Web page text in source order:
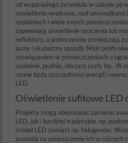
od wspaniałego żyrandola w salonie po
oświetlenie wnękowe, nad umywalkami
sypialniach i wiele innych
zapewniają oświetlenie otoczenia lub
reflektory, a jednocześnie zmniejszają
jasny i skuteczny sposób. Niski profil
rozwiązaniem w pomieszczeniach o
sypialnie, pralnie, obszary szafy itp.. W
cenne będą oszczędności energii i
LED.
Oświetlenie sufitowe LED
Projekty mogą obejmować zarówno
LED, jak i bardziej tradycyjne, np.
źródeł LED zamiast np. halogenów.
pozwala na umieszczenie ich w różnych